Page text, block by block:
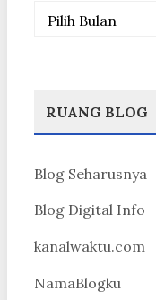
Arsip
RUANG BLOG
Blog Seharusnya
Blog Digital Info
kanalwaktu.com
NamaBlogku